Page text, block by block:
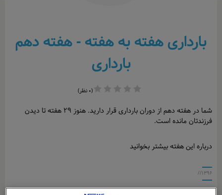
بارداری هفته به هفته - هفته دهم
بارداری
(۰ نظر)
شما در هفته دهم از دوران بارداری قرار دارید. هنوز ۲۹ هفته تا دیدن
فرزندتان مانده است.
درباره این هفته بیشتر بخوانید
۱۳۹۶//